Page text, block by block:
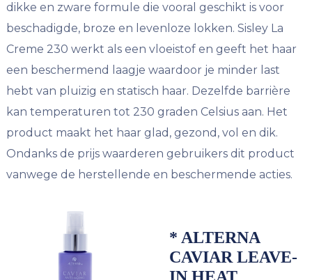
dikke en zware formule die vooral geschikt is voor
beschadigde, broze en levenloze lokken. Sisley La
Creme 230 werkt als een vloeistof en geeft het haar
een beschermend laagje waardoor je minder last
hebt van pluizig en statisch haar. Dezelfde barrière
kan temperaturen tot 230 graden Celsius aan. Het
product maakt het haar glad, gezond, vol en dik.
Ondanks de prijs waarderen gebruikers dit product
vanwege de herstellende en beschermende acties.
* ALTERNA
CAVIAR LEAVE-
IN HEAT